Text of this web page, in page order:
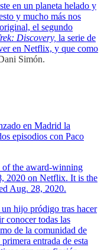
en un planeta helado y
y mucho más nos
el segundo
Discovery, la serie de
en Netflix, y que como
Simón.
en Madrid la
episodios con Paco
of the award-winning
2020 on Netflix. It is the
Aug. 28, 2020.
hijo pródigo tras hacer
conocer todas las
de la comunidad de
entrada de esta